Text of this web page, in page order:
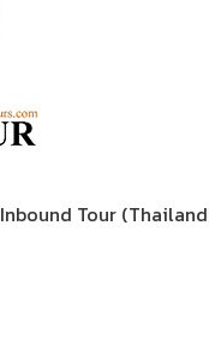
Inbound Tour